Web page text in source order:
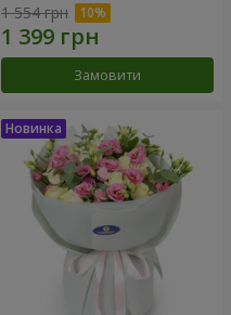
1 554 грн
Замовити